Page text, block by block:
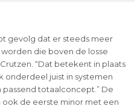
gevolg dat er steeds meer
die boven de losse
“Dat betekent in plaats
onderdeel juist in systemen
totaalconcept.” De
ook de eerste minor met een